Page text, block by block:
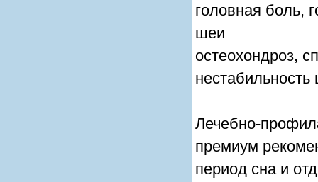
головная боль,
шеи
остеохондроз,
нестабильность
Лечебно-
премиум
период сна и